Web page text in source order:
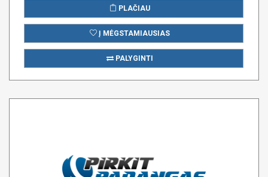
PLAČIAU
Į MĖGSTAMIAUSIAS
PALYGINTI